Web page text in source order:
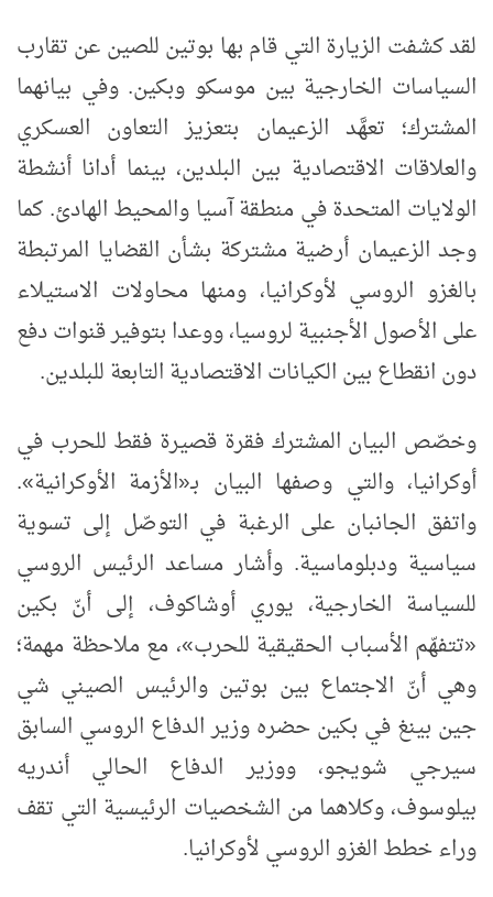
لقد كشفت الزيارة التي قام بها بوتين للصين عن تقارب
السياسات الخارجية بين موسكو وبكين. وفي بيانهما
المشترك؛ تعهَّد الزعيمان بتعزيز التعاون العسكري
والعلاقات الاقتصادية بين البلدين، بينما أدانا أنشطة
الولايات المتحدة في منطقة آسيا والمحيط الهادئ. كما
وجد الزعيمان أرضية مشتركة بشأن القضايا المرتبطة
بالغزو الروسي لأوكرانيا، ومنها محاولات الاستيلاء
على الأصول الأجنبية لروسيا، ووعدا بتوفير قنوات دفع
دون انقطاع بين الكيانات الاقتصادية التابعة للبلدين.
وخصّص البيان المشترك فقرة قصيرة فقط للحرب في
أوكرانيا، والتي وصفها البيان بـ«الأزمة الأوكرانية».
واتفق الجانبان على الرغبة في التوصّل إلى تسوية
سياسية ودبلوماسية. وأشار مساعد الرئيس الروسي
للسياسة الخارجية، يوري أوشاكوف، إلى أنّ بكين
«تتفهّم الأسباب الحقيقية للحرب»، مع ملاحظة مهمة؛
وهي أنّ الاجتماع بين بوتين والرئيس الصيني شي
جين بينغ في بكين حضره وزير الدفاع الروسي السابق
سيرجي شويجو، ووزير الدفاع الحالي أندريه
بيلوسوف، وكلاهما من الشخصيات الرئيسية التي تقف
وراء خطط الغزو الروسي لأوكرانيا.